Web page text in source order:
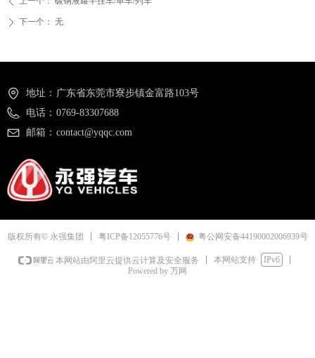
ꄲ 下一个： 无
地址： 广东省东莞市寮步镇金富路103号
电话： 0769-83307688
邮箱： contact@yqqc.com
版权所有© 永强集团 粤ICP备12055776号 粤公网安备44190002006939号
本网站由阿里云提供云计算及安全服务 本网站支持
IPv6
Powered by 万网